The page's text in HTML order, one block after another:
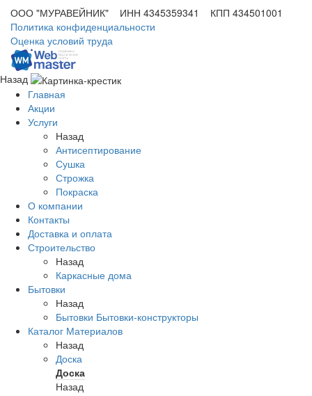
ООО "МУРАВЕЙНИК" ИНН 4345359341 КПП 434501001
Политика конфиденциальности
Оценка условий труда
Назад
Главная
Акции
Услуги
Назад
Антисептирование
Сушка
Строжка
Покраска
О компании
Контакты
Доставка и оплата
Строительство
Назад
Каркасные дома
Бытовки
Назад
Бытовки Бытовки-конструкторы
Каталог Материалов
Назад
Доска
Доска
Назад